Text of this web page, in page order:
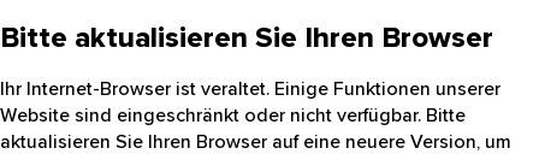
Bitte aktualisieren Sie Ihren Browser
Ihr Internet-Browser ist veraltet. Einige Funktionen unserer
Website sind eingeschränkt oder nicht verfügbar. Bitte
aktualisieren Sie Ihren Browser auf eine neuere Version, um